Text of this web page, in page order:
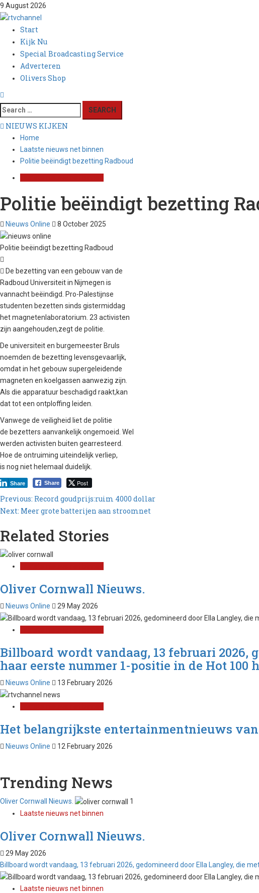
Skip
to
content
9 August 2026
Primary
Menu
Start
Kijk Nu
Special Broadcasting Service
Adverteren
Olivers Shop
Search
for:
NIEUWS KIJKEN
Home
Laatste nieuws net binnen
Politie beëindigt bezetting Radboud
Politie beëindigt bezetting
Nieuws Online 8 October 2025
Politie beëindigt bezetting Radboud

 De bezetting van een gebouw van de
Radboud Universiteit in Nijmegen is
vannacht beëindigd. Pro-Palestijnse
studenten bezetten sinds gistermiddag
het magnetenlaboratorium. 23 activisten
zijn aangehouden,zegt de politie.
De universiteit en burgemeester Bruls
noemden de bezetting levensgevaarlijk,
omdat in het gebouw supergeleidende
magneten en koelgassen aanwezig zijn.
Als die apparatuur beschadigd raakt,kan
dat tot een ontploffing leiden.
Vanwege de veiligheid liet de politie
de bezetters aanvankelijk ongemoeid. Wel
werden activisten buiten gearresteerd.
Hoe de ontruiming uiteindelijk verliep,
is nog niet helemaal duidelijk.
Share Post
Share
Post
navigation
Previous: Record goudprijs:ruim 4000 dollar
Next: Meer grote batterijen aan stroomnet
Related Stories
Oliver Cornwall Nieuws.
Nieuws Online 29 May 2026
Billboard wordt vandaag, 13 februari 2026,
haar eerste nummer 1-positie in de Hot 100
Nieuws Online 13 February 2026
Het belangrijkste entertainmentnieuws van
Nieuws Online 12 February 2026
Trending News
Oliver Cornwall Nieuws.
1
Laatste nieuws net binnen
Oliver Cornwall Nieuws.
29 May 2026
Billboard wordt vandaag, 13 februari 2026, gedomineerd door Ella Langley, die
Laatste nieuws net binnen